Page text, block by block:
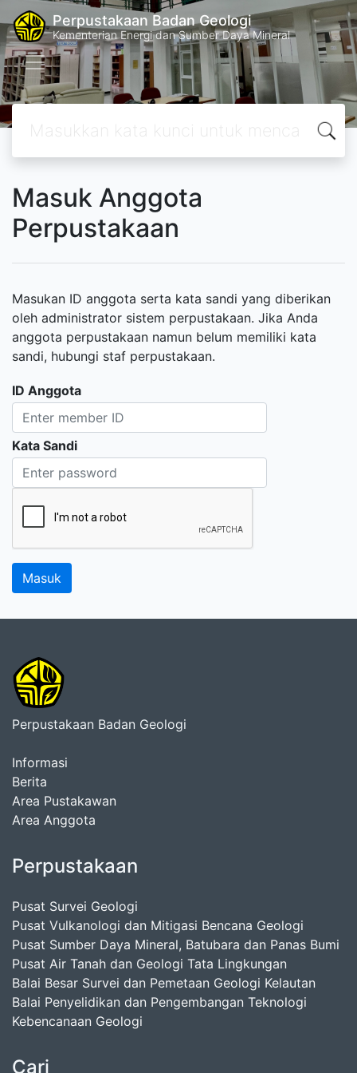
Perpustakaan Badan Geologi
Kementerian Energi dan Sumber Daya Mineral
Masuk Anggota
Perpustakaan
Masukan ID anggota serta kata sandi yang diberikan
oleh administrator sistem perpustakaan. Jika Anda
anggota perpustakaan namun belum memiliki kata
sandi, hubungi staf perpustakaan.
ID Anggota
Kata Sandi
Perpustakaan Badan Geologi
Informasi
Berita
Area Pustakawan
Area Anggota
Perpustakaan
Pusat Survei Geologi
Pusat Vulkanologi dan Mitigasi Bencana Geologi
Pusat Sumber Daya Mineral, Batubara dan Panas Bumi
Pusat Air Tanah dan Geologi Tata Lingkungan
Balai Besar Survei dan Pemetaan Geologi Kelautan
Balai Penyelidikan dan Pengembangan Teknologi
Kebencanaan Geologi
Cari